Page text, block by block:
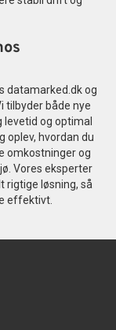
datamarked.dk og
tilbyder både nye
og optimal
oplev, hvordan du
omkostninger og
Vores eksperter
rigtige løsning, så
effektivt.